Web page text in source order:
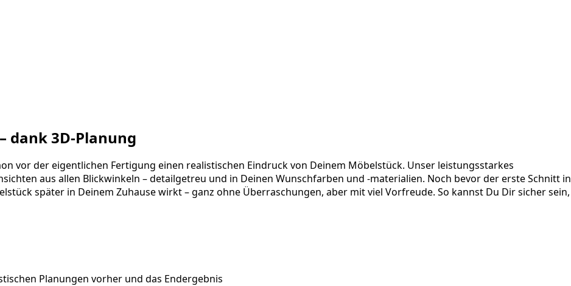
dank 3D-Planung
vor der eigentlichen Fertigung einen realistischen Eindruck von Deinem Möbelstück. Unser leistungsstarkes
aus allen Blickwinkeln – detailgetreu und in Deinen Wunschfarben und -materialien. Noch bevor der erste Schnitt in
später in Deinem Zuhause wirkt – ganz ohne Überraschungen, aber mit viel Vorfreude. So kannst Du Dir sicher sein,
Planungen vorher und das Endergebnis